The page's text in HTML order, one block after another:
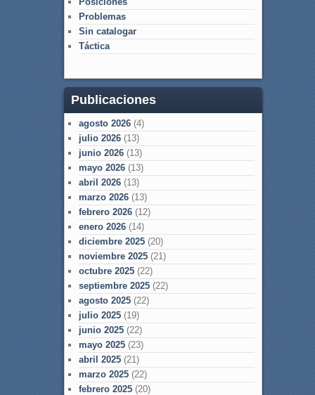
Problemas
Sin catalogar
Táctica
Publicaciones
agosto 2026(4)
julio 2026(13)
junio 2026(13)
mayo 2026(13)
abril 2026(13)
marzo 2026(13)
febrero 2026(12)
enero 2026(14)
diciembre 2025(20)
noviembre 2025(21)
octubre 2025(22)
septiembre 2025(22)
agosto 2025(22)
julio 2025(19)
junio 2025(22)
mayo 2025(23)
abril 2025(21)
marzo 2025(22)
febrero 2025(20)